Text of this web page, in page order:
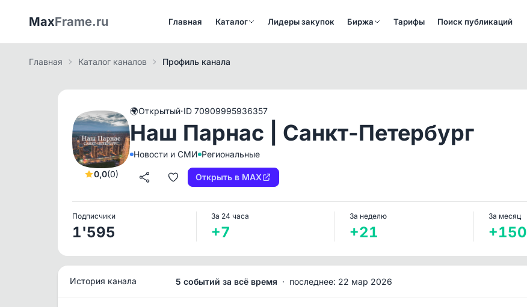
MaxFrame.ru Главная Каталог Лидеры закупок Биржа Тарифы Поиск публикаций
Главная Каталог каналов Профиль канала
0,0(0)
🌍Открытый·ID 70909995936357
Наш Парнас | Санкт-Петербург
Новости и СМИ Региональные
Открыть в MAX
Подписчики
1'595
За 24 часа
+7
За неделю
+21
За месяц
+150
История канала 5 событий за всё время · последнее: 22 мар 2026